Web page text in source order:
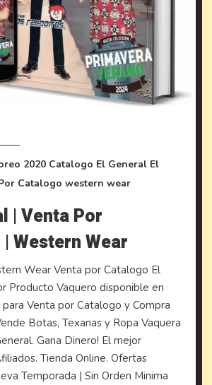
2020 Catalogo El General El
Catalogo western wear
| Venta Por
Western Wear
Wear Venta por Catalogo El
Producto Vaquero disponible en
para Venta por Catalogo y Compra
Botas, Texanas y Ropa Vaquera
Gana Dinero! El mejor
Tienda Online. Ofertas
Temporada | Sin Orden Minima